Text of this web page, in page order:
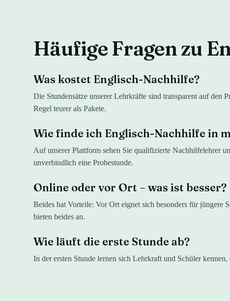
Häufige Fragen zu
Was kostet Englisch-Nachhilfe?
Die Stundensätze unserer Lehrkräfte sind transparent auf
Regel teurer als Pakete.
Wie finde ich Englisch-Nachhilfe in
Auf unserer Plattform sehen Sie qualifizierte Nachhilfelehrer
unverbindlich eine Probestunde.
Online oder vor Ort – was ist besser?
Beides hat Vorteile: Vor Ort eignet sich besonders für
bieten beides an.
Wie läuft die erste Stunde ab?
In der ersten Stunde lernen sich Lehrkraft und Schüler